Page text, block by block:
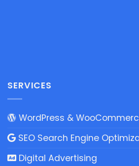
SERVICES
WordPress &
SEO Search Engine
Digital Advertising